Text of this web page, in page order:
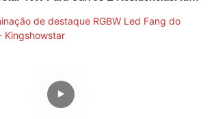
Com Efeito De Céu Estrelado.